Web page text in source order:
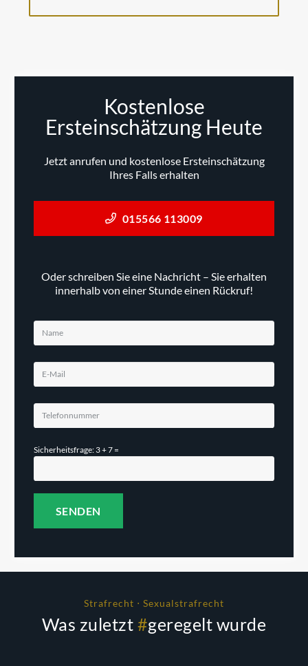
Kostenlose
Ersteinschätzung Heute
Jetzt anrufen und kostenlose Ersteinschätzung
Ihres Falls erhalten
015566 113009
Oder schreiben Sie eine Nachricht – Sie erhalten
innerhalb von einer Stunde einen Rückruf!
Sicherheitsfrage: 3 + 7 =
Strafrecht ⋅ Sexualstrafrecht
Was zuletzt #geregelt wurde